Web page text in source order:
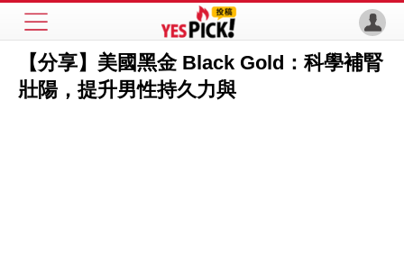
【分享】美國黑金 Black Gold：科學補腎
壯陽，提升男性持久力與